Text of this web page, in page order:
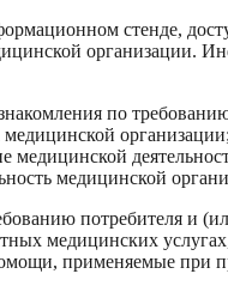
стенде,
организации.
по
медицинской
медицинской
потребителя и
медицинских
применяемые при